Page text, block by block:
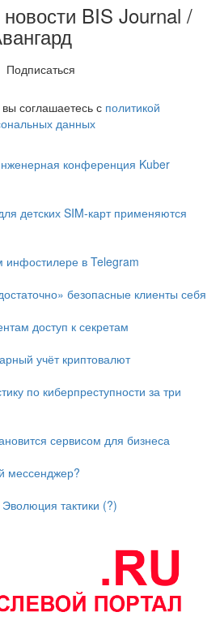
BIS Journal /
Подписаться
соглашаетесь с политикой
данных
конференция Kuber
детских SIM-карт применяются
в Telegram
безопасные клиенты себя
доступ к секретам
учёт криптовалют
по киберпреступности за три
сервисом для бизнеса
мессенджер?
тактики (?)